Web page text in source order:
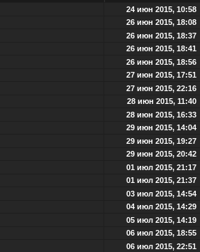
24 июн 2015, 10:58
26 июн 2015, 18:08
26 июн 2015, 18:37
26 июн 2015, 18:41
26 июн 2015, 18:56
27 июн 2015, 17:51
27 июн 2015, 22:16
28 июн 2015, 11:40
28 июн 2015, 16:33
29 июн 2015, 14:04
29 июн 2015, 19:27
29 июн 2015, 20:42
01 июл 2015, 21:17
01 июл 2015, 21:37
03 июл 2015, 14:54
04 июл 2015, 14:29
05 июл 2015, 14:19
06 июл 2015, 18:55
06 июл 2015, 22:51